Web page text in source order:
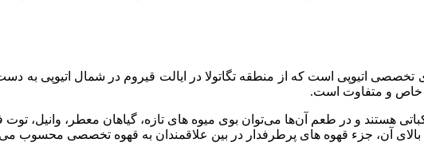
تخصصی اتیوپی است که از منطقه تگاتولا در ایالت قیروم در شمال اتیوپی به
خاص و متفاوت است.
هستند و در طعم آن‌ها می‌توان بوی میوه های تازه، گیاهان معطر، وانیل،
بالای آن، جزء قهوه های پرطرفدار در بین علاقمندان به قهوه تخصصی محسوب